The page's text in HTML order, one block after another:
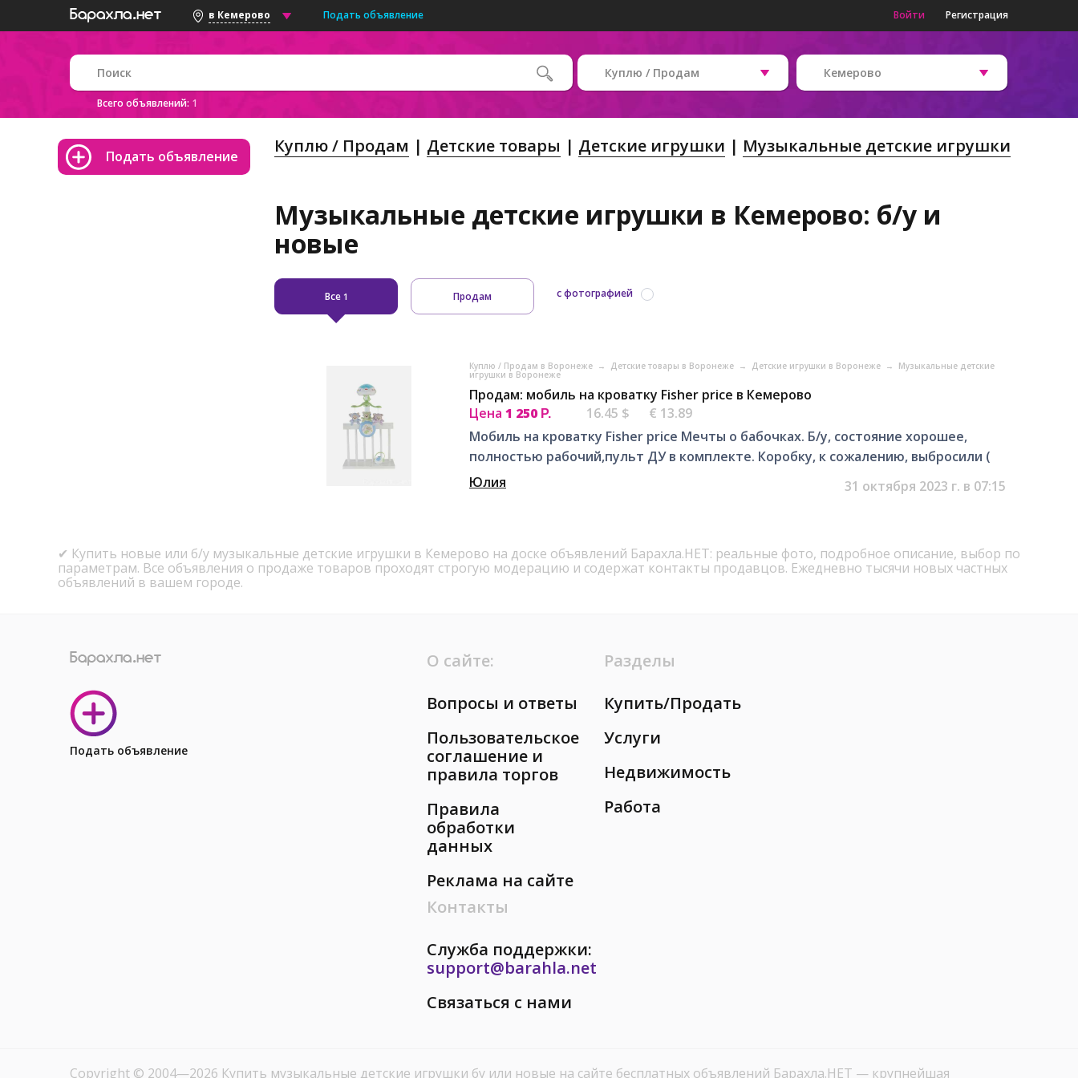
в Кемерово Подать объявление Войти Регистрация
Всего объявлений: 1
Куплю / Продам Кемерово
Подать объявление Куплю / Продам Детские товары Детские игрушки Музыкальные детские игрушки
Музыкальные детские игрушки в Кемерово: б/у и
новые
Все 1 Продам с фотографией
Куплю / Продам в Воронеже → Детские товары в Воронеже → Детские игрушки в Воронеже → Музыкальные детские
игрушки в Воронеже
Продам: мобиль на кроватку Fisher price в Кемерово
Цена 1 250 Р. 16.45 $
€ 13.89
Мобиль на кроватку Fisher price Мечты о бабочках. Б/у, состояние хорошее,
полностью рабочий,пульт ДУ в комплекте. Коробку, к сожалению, выбросили (
Юлия
31 октября 2023 г. в 07:15
✔ Купить новые или б/у музыкальные детские игрушки в Кемерово на доске объявлений Барахла.НЕТ: реальные фото, подробное описание, выбор по
параметрам. Все объявления о продаже товаров проходят строгую модерацию и содержат контакты продавцов. Ежедневно тысячи новых частных
объявлений в вашем городе.
Подать объявление
О сайте:
Вопросы и ответы
Пользовательское
соглашение и
правила торгов
Правила
обработки
данных
Реклама на сайте
Разделы
Купить/Продать
Услуги
Недвижимость
Работа
Контакты
Служба поддержки:
support@barahla.net
Связаться с нами
Copyright © 2004—2026 Купить музыкальные детские игрушки бу или новые на сайте бесплатных объявлений Барахла.НЕТ — крупнейшая